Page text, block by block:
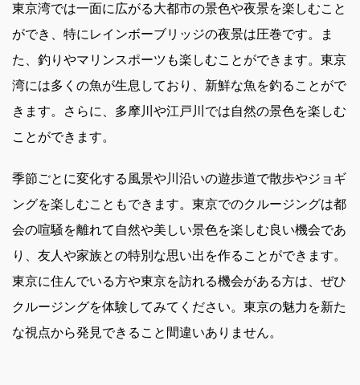
東京湾では一面に広がる大都市の景色や夜景を楽しむこと
ができ、特にレインボーブリッジの夜景は圧巻です。ま
た、釣りやマリンスポーツも楽しむことができます。東京
湾には多くの魚が生息しており、新鮮な魚を釣ることがで
きます。さらに、多摩川や江戸川では自然の景色を楽しむ
ことができます。
季節ごとに変化する風景や川沿いの遊歩道で散歩やジョギ
ングを楽しむこともできます。東京でのクルージングは都
会の喧騒を離れて自然や美しい景色を楽しむ良い機会であ
り、友人や家族との特別な思い出を作ることができます。
東京に住んでいる方や東京を訪れる機会がある方は、ぜひ
クルージングを体験してみてください。東京の魅力を新た
な視点から発見できること間違いありません。